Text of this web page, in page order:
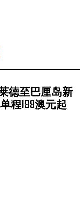
德至巴厘岛新
程199澳元起